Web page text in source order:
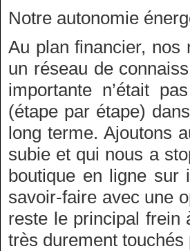
Notre autonomie
Au plan financier, nos
un réseau de
importante n’était
(étape par étape)
long terme. Ajoutons
subie et qui nous a
boutique en ligne sur
savoir-faire avec une
reste le principal frein
très durement